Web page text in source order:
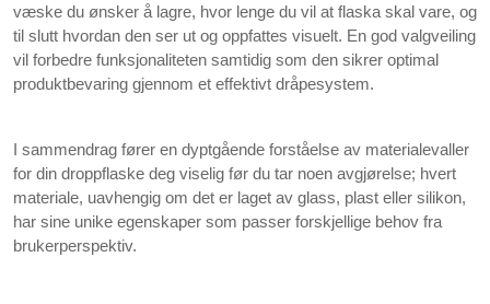
væske du ønsker å lagre, hvor lenge du vil at flaska skal vare, og
til slutt hvordan den ser ut og oppfattes visuelt. En god valgveiling
vil forbedre funksjonaliteten samtidig som den sikrer optimal
produktbevaring gjennom et effektivt dråpesystem.
I sammendrag fører en dyptgående forståelse av materialevaller
for din droppflaske deg viselig før du tar noen avgjørelse; hvert
materiale, uavhengig om det er laget av glass, plast eller silikon,
har sine unike egenskaper som passer forskjellige behov fra
brukerperspektiv.